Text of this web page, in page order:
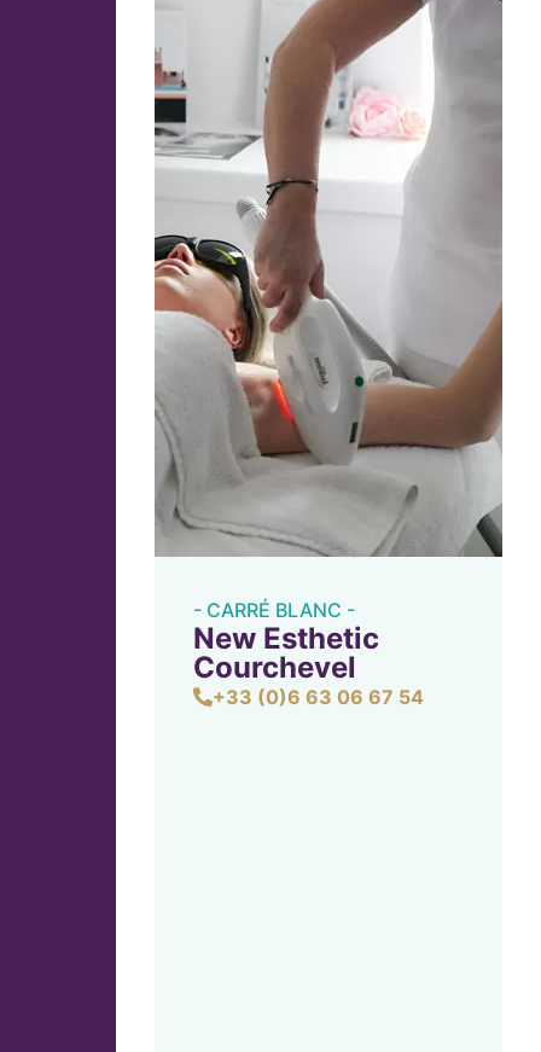
- CARRÉ BLANC -
New Esthetic
Courchevel
+33 (0)6 63 06 67 54